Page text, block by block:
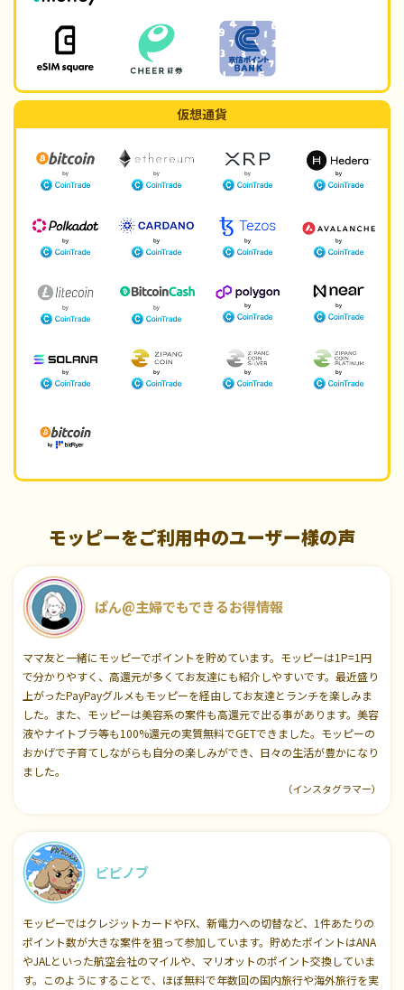
仮想通貨
モッピーをご利用中のユーザー様の声
ぱん@主婦でもできるお得情報
ママ友と一緒にモッピーでポイントを貯めています。モッピーは1P=1円
で分かりやすく、高還元が多くてお友達にも紹介しやすいです。最近盛り
上がったPayPayグルメもモッピーを経由してお友達とランチを楽しみま
した。また、モッピーは美容系の案件も高還元で出る事があります。美容
液やナイトブラ等も100%還元の実質無料でGETできました。モッピーの
おかげで子育てしながらも自分の楽しみができ、日々の生活が豊かになり
ました。
（インスタグラマー）
ピピノブ
モッピーではクレジットカードやFX、新電力への切替など、1件あたりの
ポイント数が大きな案件を狙って参加しています。貯めたポイントはANA
やJALといった航空会社のマイルや、マリオットのポイント交換していま
す。このようにすることで、ほぼ無料で年数回の国内旅行や海外旅行を実